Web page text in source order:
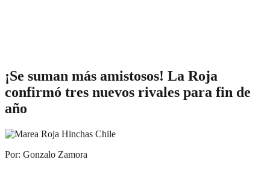
¡Se suman más amistosos! La Roja
confirmó tres nuevos rivales para fin de
año
Por: Gonzalo Zamora